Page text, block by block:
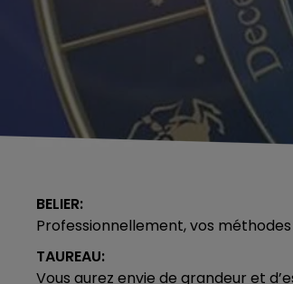
BELIER:
Professionnellement, vos
TAUREAU:
Vous aurez envie de grandeur et